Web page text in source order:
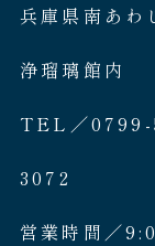
兵庫県南あわ
浄瑠璃館内
TEL／
3072
営業時間／